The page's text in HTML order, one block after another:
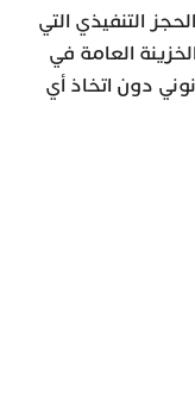
الحجز التنفيذي التي
العامة في
دون اتخاذ أي